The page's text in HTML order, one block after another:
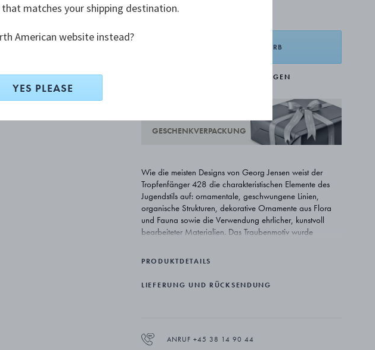
875,00 €
IN DEN WARENKORB
ZUR WUNSCHLISTE HINZUFÜGEN
GESCHENKVERPACKUNG
Wie die meisten Designs von Georg Jensen weist der
Tropfenfänger 428 die charakteristischen Elemente des
Jugendstils auf: ornamentale, geschwungene Linien,
organische Strukturen, dekorative Ornamente aus Flora
und Fauna sowie die Verwendung ehrlicher, kunstvoll
bearbeiteter Materialien. Das Traubenmotiv wurde
PRODUKTDETAILS
LIEFERUNG UND RÜCKSENDUNG
ANRUF +45 38 14 90 44
matches your shipping destination.
American website instead?
YES PLEASE